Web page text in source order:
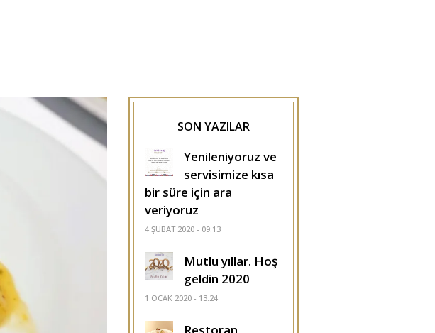
SON YAZILAR
Yenileniyoruz ve
servisimize kısa
bir süre için ara
veriyoruz
4 ŞUBAT 2020 - 09:13
Mutlu yıllar. Hoş
geldin 2020
1 OCAK 2020 - 13:24